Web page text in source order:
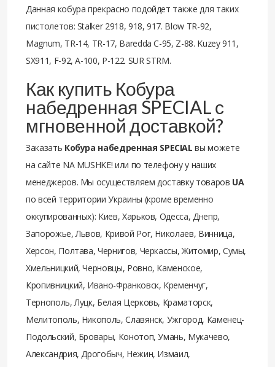
Данная кобура прекрасно подойдет также для таких
пистолетов: Stalker 2918, 918, 917. Blow TR-92,
Magnum, TR-14, TR-17, Baredda C-95, Z-88. Kuzey 911,
SX911, F-92, A-100, P-122. SUR STRM.
Как купить Кобура
набедренная SPECIAL с
мгновенной доставкой?
Заказать Кобура набедренная SPECIAL вы можете
на сайте NA MUSHKE! или по телефону у наших
менеджеров. Мы осуществляем доставку товаров UA
по всей территории Украины (кроме временно
оккупированных): Киев, Харьков, Одесса, Днепр,
Запорожье, Львов, Кривой Рог, Николаев, Винница,
Херсон, Полтава, Чернигов, Черкассы, Житомир, Сумы,
Хмельницкий, Черновцы, Ровно, Каменское,
Кропивницкий, Ивано-Франковск, Кременчуг,
Тернополь, Луцк, Белая Церковь, Краматорск,
Мелитополь, Никополь, Славянск, Ужгород, Каменец-
Подольский, Бровары, Конотоп, Умань, Мукачево,
Александрия, Дрогобыч, Нежин, Измаил,